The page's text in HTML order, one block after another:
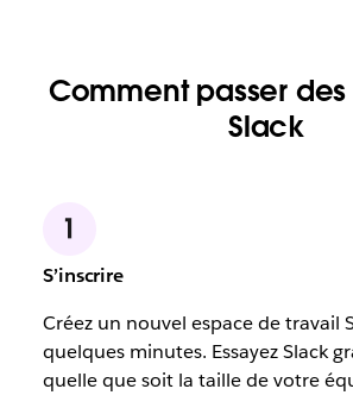
Comment passer
Slack
S’inscrire
Créez un nouvel espace de travail
quelques minutes. Essayez Slack
quelle que soit la taille de votre